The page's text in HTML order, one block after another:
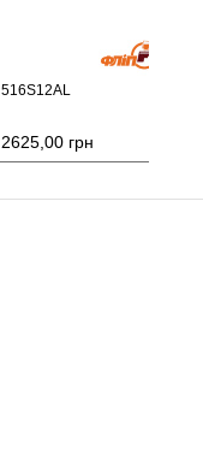
516S12AL
2625,00 грн